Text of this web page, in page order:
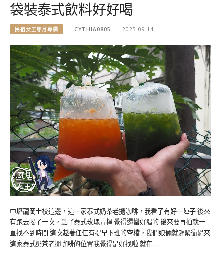
袋裝泰式飲料好好喝
民宿女王芽月專欄 CYTHIA0805 2025-09-14
中壢龍岡士校這邊，這一家泰式奶茶老撾咖啡，我看了有好一陣子 後來
有跑去喝了一次，點了泰式玫瑰青檸 覺得還蠻好喝的 後來要再拍就一
直找不到時間 這次趁著任任有提早下班的空檔，我們娘倆就趕緊衝過來
這家泰式奶茶老撾咖啡的位置我覺得是好找啦 就在…